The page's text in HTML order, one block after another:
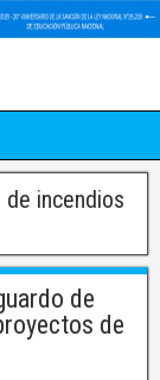
incendios
de
de